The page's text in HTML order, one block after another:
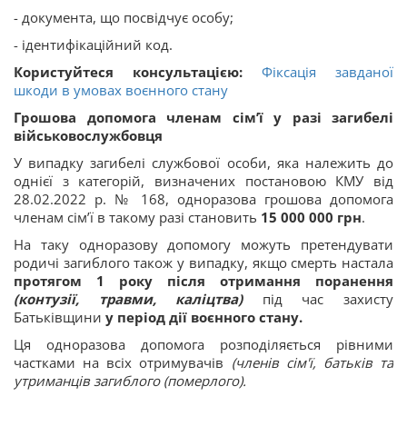
- документа, що посвідчує особу;
- ідентифікаційний код.
Користуйтеся консультацією: Фіксація завданої
шкоди в умовах воєнного стану
Грошова допомога членам сім’ї у разі загибелі
військовослужбовця
У випадку загибелі службової особи, яка належить до
однієї з категорій, визначених постановою КМУ від
28.02.2022 р. № 168, одноразова грошова допомога
членам сім’ї в такому разі становить 15 000 000 грн.
На таку одноразову допомогу можуть претендувати
родичі загиблого також у випадку, якщо смерть настала
протягом 1 року
після отримання поранення
(контузії, травми, каліцтва)під час захисту
Батьківщини у період дії воєнного стану.
Ця одноразова допомога розподіляється рівними
частками на всіх отримувачів (членів сім'ї, батьків та
утриманців загиблого (померлого).